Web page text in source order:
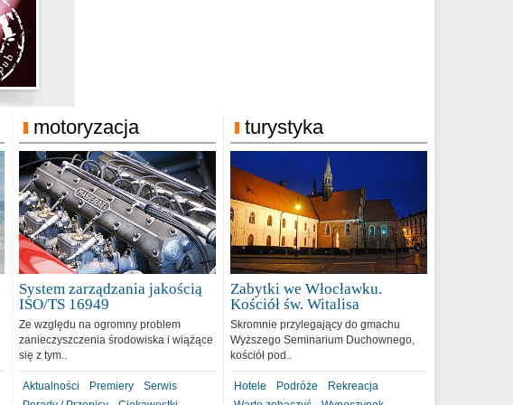
motoryzacja
System zarządzania jakością
ISO/TS 16949
Ze względu na ogromny problem
zanieczyszczenia środowiska i wiążące
się z tym..
Aktualności Premiery
Serwis
turystyka
Zabytki we Włocławku.
Kościół św. Witalisa
Skromnie przylegający do gmachu
Wyższego Seminarium Duchownego,
kościół pod..
Hotele Podróże
Rekreacja